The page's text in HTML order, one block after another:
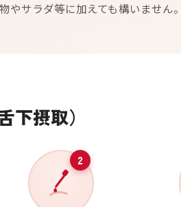
やサラダ等に加えても構いません。
下摂取）
2